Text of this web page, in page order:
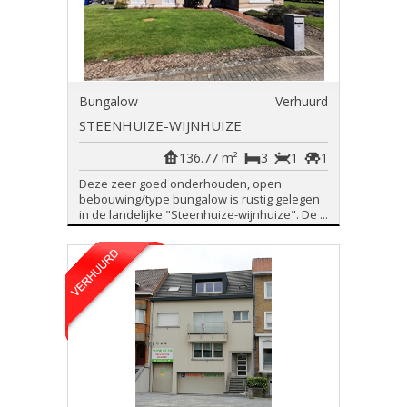
Bungalow Verhuurd
STEENHUIZE-WIJNHUIZE
1
1
3
136.77 m²
Deze zeer goed onderhouden, open
bebouwing/type bungalow is rustig gelegen
in de landelijke "Steenhuize-wijnhuize". De ...